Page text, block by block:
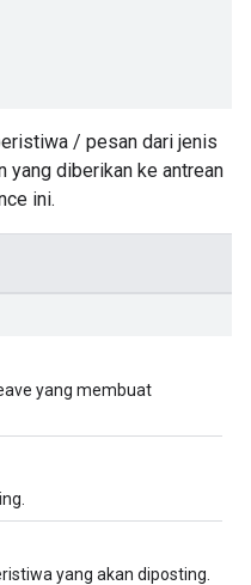
/ pesan dari jenis
yang diberikan ke antrean
ini.
yang membuat
yang akan diposting.